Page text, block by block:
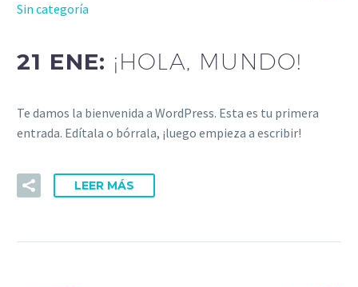
Sin categoría
21 ENE: ¡HOLA, MUNDO!
Te damos la bienvenida a WordPress. Esta es tu primera
entrada. Edítala o bórrala, ¡luego empieza a escribir!
LEER MÁS